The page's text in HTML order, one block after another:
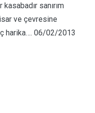
sanırım
ve çevresine
harika…. 06/02/2013